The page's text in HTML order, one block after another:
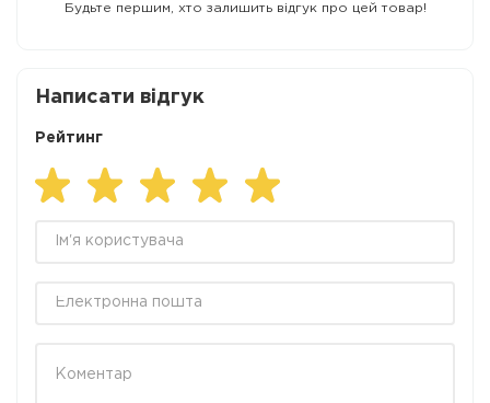
Будьте першим, хто залишить відгук про цей товар!
Написати відгук
Рейтинг